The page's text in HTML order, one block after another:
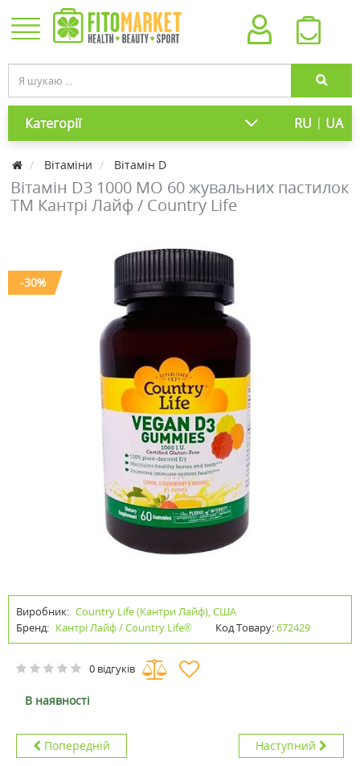
Категорії RU | UA
Вітаміни Вітамін D
Вітамін D3 1000 МО 60 жувальних пастилок
ТМ Кантрі Лайф / Country Life
-30%
Виробник: Country Life (Кантри Лайф), США
Бренд: Кантрі Лайф / Country Life® Код Товару:672429
0 відгуків
В наявності
Попередній Наступний